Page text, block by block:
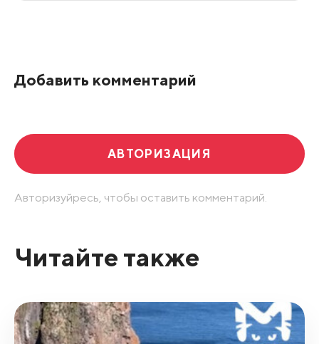
Добавить комментарий
АВТОРИЗАЦИЯ
Авторизуйресь, чтобы оставить комментарий.
Читайте также